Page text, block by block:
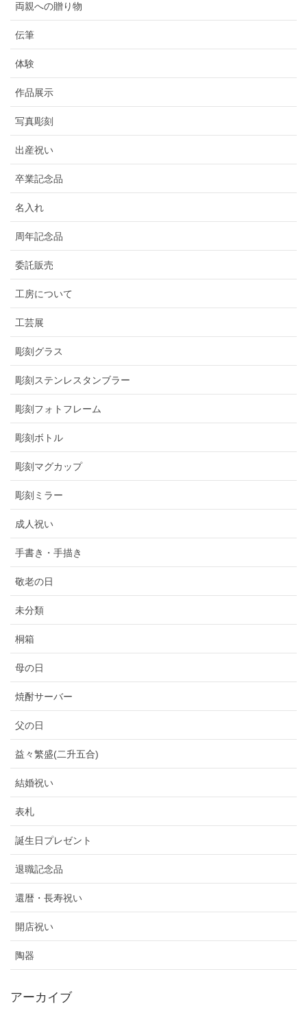
両親への贈り物
伝筆
体験
作品展示
写真彫刻
出産祝い
卒業記念品
名入れ
周年記念品
委託販売
工房について
工芸展
彫刻グラス
彫刻ステンレスタンブラー
彫刻フォトフレーム
彫刻ボトル
彫刻マグカップ
彫刻ミラー
成人祝い
手書き・手描き
敬老の日
未分類
桐箱
母の日
焼酎サーバー
父の日
益々繁盛(二升五合)
結婚祝い
表札
誕生日プレゼント
退職記念品
還暦・長寿祝い
開店祝い
陶器
アーカイブ